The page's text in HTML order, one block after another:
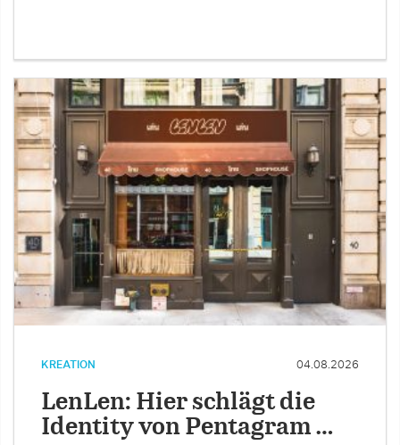
KREATION 04.08.2026
LenLen: Hier schlägt die
Identity von Pentagram …